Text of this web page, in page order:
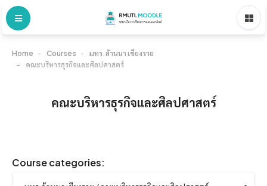
Home Courses
มทร.ล้านนา เชียงราย
คณะบริหารธุรกิจและศิลปศาสตร์
คณะบริหารธุรกิจและศิลปศาสตร์
Course categories: